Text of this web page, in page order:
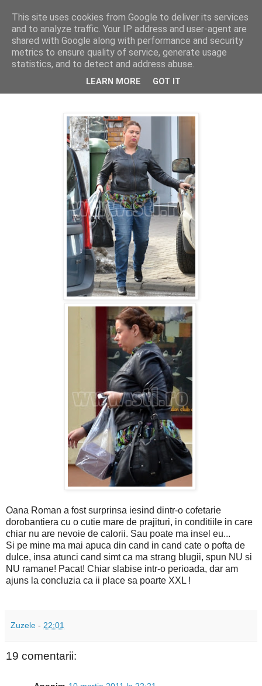
PentruDive.ro
joi, 10 martie 2011
La placinte inainte, la ...sala inapoi
Oana Roman a fost surprinsa iesind dintr-o cofetarie
dorobantiera cu o cutie mare de prajituri, in conditiile in care
chiar nu are nevoie de calorii. Sau poate ma insel eu...
Si pe mine ma mai apuca din cand in cand cate o pofta de
dulce, insa atunci cand simt ca ma strang blugii, spun NU si
NU ramane! Pacat! Chiar slabise intr-o perioada, dar am
ajuns la concluzia ca ii place sa poarte XXL !
Zuzele - 22:01
19 comentarii:
This site uses cookies from Google to deliver its services
and to analyze traffic. Your IP address and user-agent are
shared with Google along with performance and security
metrics to ensure quality of service, generate usage
statistics, and to detect and address abuse.
LEARN MORE GOT IT